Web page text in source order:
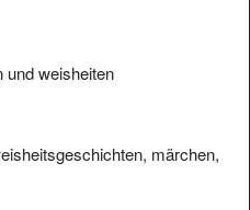
und weisheiten
märchen,